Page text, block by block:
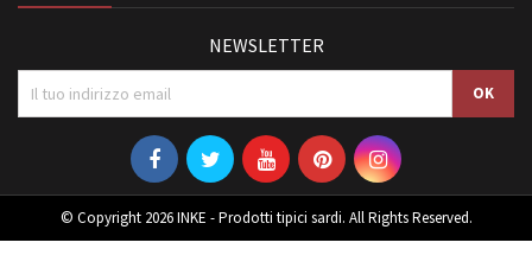
NEWSLETTER
© Copyright 2026 INKE - Prodotti tipici sardi. All Rights Reserved.